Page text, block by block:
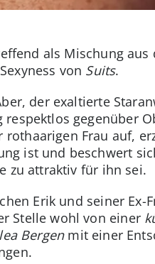
als Mischung
von Suits.
der exaltierte
gegenüber
Frau auf,
ist und beschwert
zu attraktiv für ihn sei.
Erik und seiner Ex-
Stelle wohl von einer
Bergenmit einer